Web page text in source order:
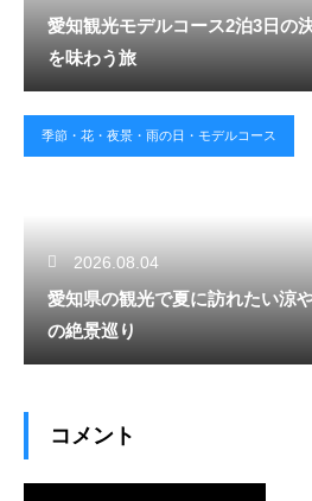
愛知観光モデルコース2泊3日の
を味わう旅
季節・花・夜景・雨の日・モデルコース
2026.08.04
愛知県の観光で夏に訪れたい涼
の絶景巡り
コメント